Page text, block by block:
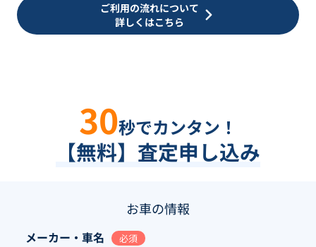
ご利用の流れについて
詳しくはこちら
30秒でカンタン！
【無料】査定申し込み
お車の情報
メーカー・車名 必須